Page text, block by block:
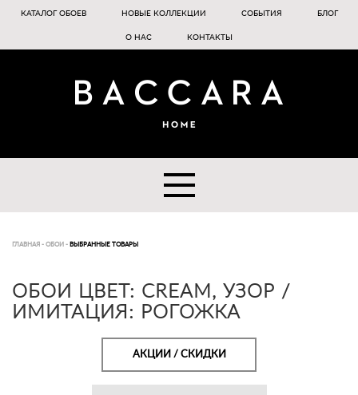
КАТАЛОГ ОБОЕВ НОВЫЕ КОЛЛЕКЦИИ СОБЫТИЯ БЛОГ
О НАС КОНТАКТЫ
ГЛАВНАЯ - ОБОИ - ВЫБРАННЫЕ ТОВАРЫ
ОБОИ ЦВЕТ: CREAM, УЗОР /
ИМИТАЦИЯ: РОГОЖКА
АКЦИИ / СКИДКИ